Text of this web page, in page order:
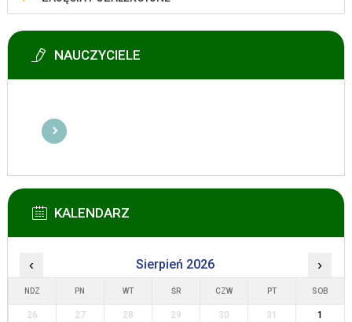
NAUCZYCIELE
KALENDARZ
‹ Sierpień 2026 ›
NDZ PN WT ŚR CZW PT SOB
26 27 28 29 30 31
1